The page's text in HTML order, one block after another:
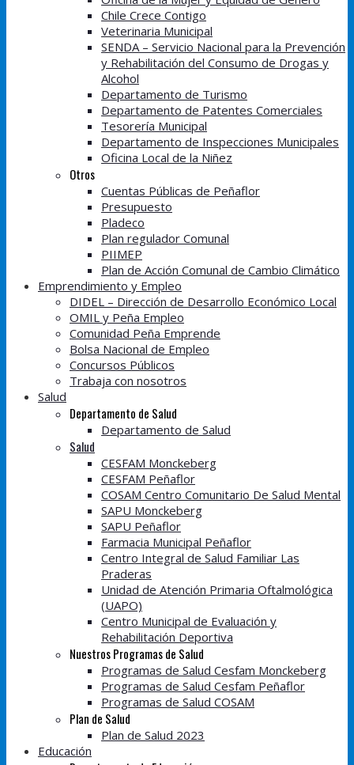
Chile Crece Contigo
Veterinaria Municipal
SENDA – Servicio Nacional para la Prevención
y Rehabilitación del Consumo de Drogas y
Alcohol
Departamento de Turismo
Departamento de Patentes Comerciales
Tesorería Municipal
Departamento de Inspecciones Municipales
Oficina Local de la Niñez
Otros
Cuentas Públicas de Peñaflor
Presupuesto
Pladeco
Plan regulador Comunal
PIIMEP
Plan de Acción Comunal de Cambio Climático
Emprendimiento y Empleo
DIDEL – Dirección de Desarrollo Económico Local
OMIL y Peña Empleo
Comunidad Peña Emprende
Bolsa Nacional de Empleo
Concursos Públicos
Trabaja con nosotros
Salud
Departamento de Salud
Departamento de Salud
Salud
CESFAM Monckeberg
CESFAM Peñaflor
COSAM Centro Comunitario De Salud Mental
SAPU Monckeberg
SAPU Peñaflor
Farmacia Municipal Peñaflor
Centro Integral de Salud Familiar Las
Praderas
Unidad de Atención Primaria Oftalmológica
(UAPO)
Centro Municipal de Evaluación y
Rehabilitación Deportiva
Nuestros Programas de Salud
Programas de Salud Cesfam Monckeberg
Programas de Salud Cesfam Peñaflor
Programas de Salud COSAM
Plan de Salud
Plan de Salud 2023
Educación